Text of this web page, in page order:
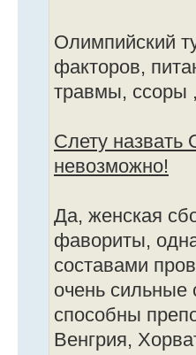
Олимпийский
факторов,
травмы, ссоры
Слету назвать
невозможно!
Да, женская
фавориты,
составами
очень
способны
Венгрия,